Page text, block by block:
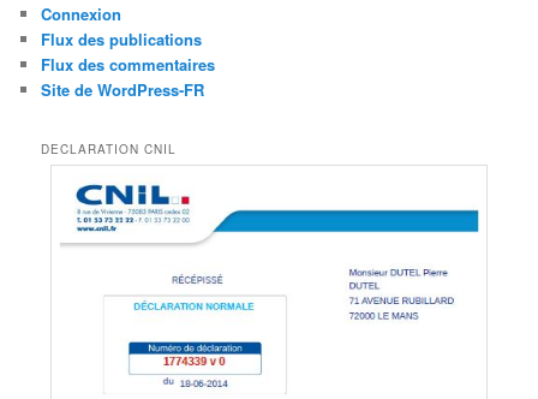
Connexion
Flux des publications
Flux des commentaires
Site de WordPress-FR
DECLARATION CNIL